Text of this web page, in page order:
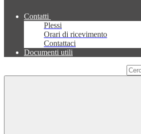
Contatti
Plessi
Orari di ricevimento
Contattaci
Documenti utili